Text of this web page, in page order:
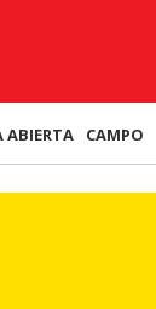
ABIERTA CAMPO